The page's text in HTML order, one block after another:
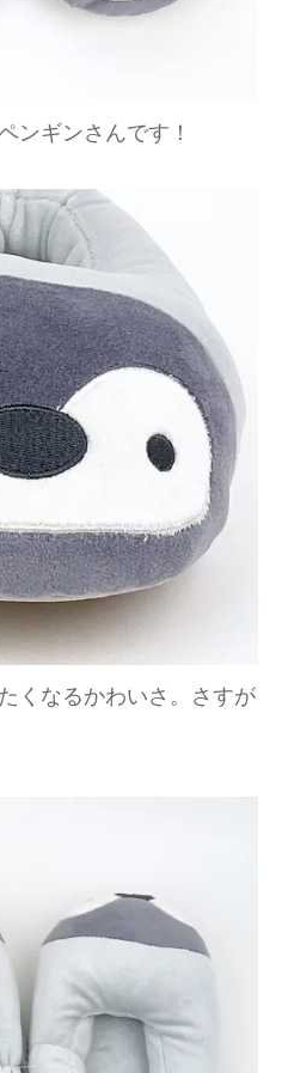
ンギンさんです！
くなるかわいさ。さすが